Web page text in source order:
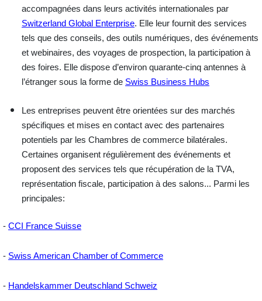
accompagnées dans leurs activités internationales par
Switzerland Global Enterprise. Elle leur fournit des services
tels que des conseils, des outils numériques, des événements
et webinaires, des voyages de prospection, la participation à
des foires. Elle dispose d’environ quarante-cinq antennes à
l’étranger sous la forme de Swiss Business Hubs
Les entreprises peuvent être orientées sur des marchés
spécifiques et mises en contact avec des partenaires
potentiels par les Chambres de commerce bilatérales.
Certaines organisent régulièrement des événements et
proposent des services tels que récupération de la TVA,
représentation fiscale, participation à des salons... Parmi les
principales:
- CCI France Suisse
- Swiss American Chamber of Commerce
- Handelskammer Deutschland Schweiz